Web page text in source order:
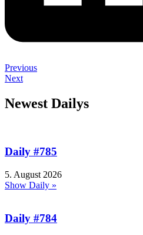
Previous
Next
Newest Dailys
Daily #785
5. August 2026
Show Daily »
Daily #784